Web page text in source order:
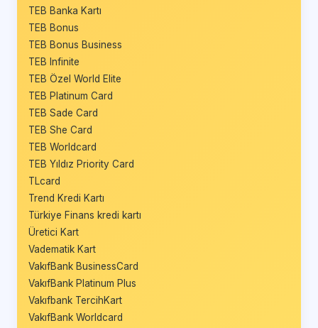
TEB Banka Kartı
TEB Bonus
TEB Bonus Business
TEB Infinite
TEB Özel World Elite
TEB Platinum Card
TEB Sade Card
TEB She Card
TEB Worldcard
TEB Yıldız Priority Card
TLcard
Trend Kredi Kartı
Türkiye Finans kredi kartı
Üretici Kart
Vadematik Kart
VakıfBank BusinessCard
VakıfBank Platinum Plus
Vakıfbank TercihKart
VakıfBank Worldcard